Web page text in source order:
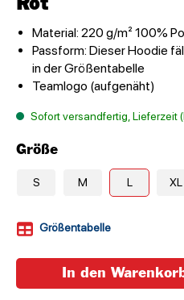
Rot
Material: 220 g/m² 100%
Passform: Dieser Hoodie
in der Größentabelle
Teamlogo (aufgenäht)
Sofort versandfertig, Lieferzeit
Größe
S M L XL
Größentabelle
In den